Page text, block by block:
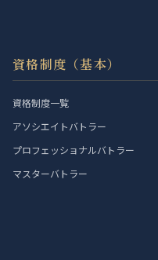
資格制度（基本）
資格制度一覧
アソシエイトバトラー
プロフェッショナルバトラー
マスターバトラー